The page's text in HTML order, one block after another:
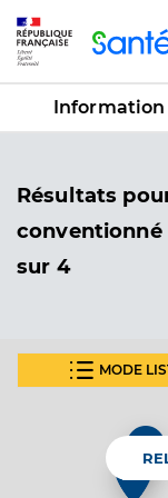
Information
Résultats
conventionné
sur 4
MODE
Adresse
19 Rue